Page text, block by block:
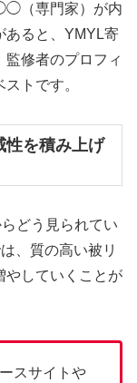
（専門家）が内
あると、YMYL寄
監修者のプロフィ
トです。
性を積み上げ
どう見られてい
、質の高い被リ
やしていくことが
スサイトや